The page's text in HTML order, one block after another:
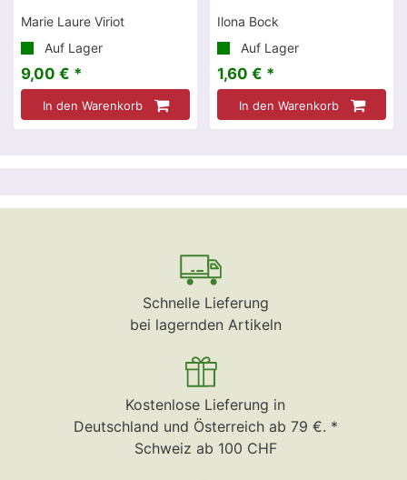
Marie Laure Viriot
Auf Lager
9,00 € *
In den Warenkorb
Ilona Bock
Auf Lager
1,60 € *
In den Warenkorb
Schnelle Lieferung
bei lagernden Artikeln
Kostenlose Lieferung in
Deutschland und Österreich ab 79 €. *
Schweiz ab 100 CHF